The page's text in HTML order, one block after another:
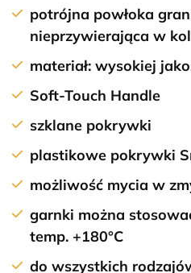
potrójna powłoka
nieprzywierająca w
materiał: wysokiej
Soft-Touch Handle
szklane pokrywki
plastikowe pokrywki
możliwość mycia w
garnki można
temp. +180°C
do wszystkich